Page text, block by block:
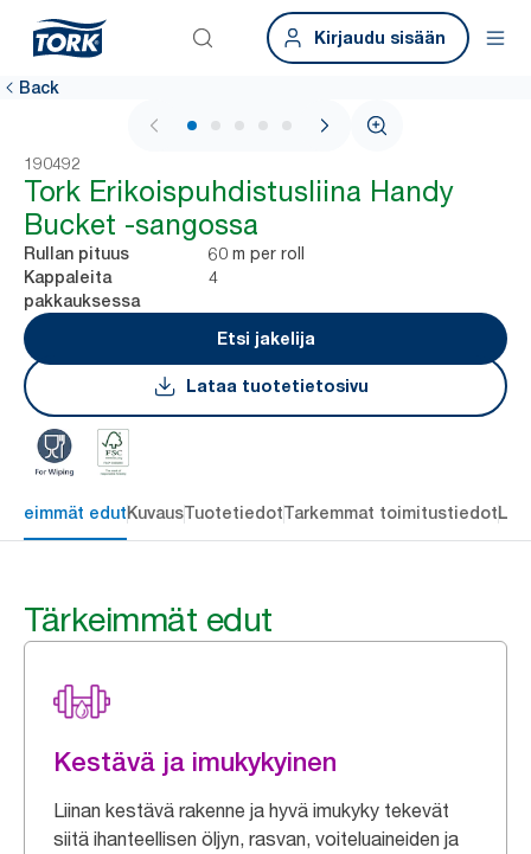
Kirjaudu sisään
Back
1 / 6
190492
Tork Erikoispuhdistusliina Handy
Bucket -sangossa
Rullan pituus 60 m per roll
Kappaleita
pakkauksessa
4
Etsi jakelija
Lataa tuotetietosivu
edutKuvausTuotetiedotTarkemmat toimitustiedot
Tärkeimmät edut
Kestävä ja imukykyinen
Liinan kestävä rakenne ja hyvä imukyky tekevät
siitä ihanteellisen öljyn, rasvan, voiteluaineiden ja